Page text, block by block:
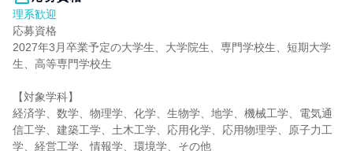
理系歓迎
応募資格
2027年3月卒業予定の大学生、大学院生、専門学校生、短期大学
生、高等専門学校生
【対象学科】
経済学、数学、物理学、化学、生物学、地学、機械工学、電気通
信工学、建築工学、土木工学、応用化学、応用物理学、原子力工
学、経営工学、情報学、環境学、その他